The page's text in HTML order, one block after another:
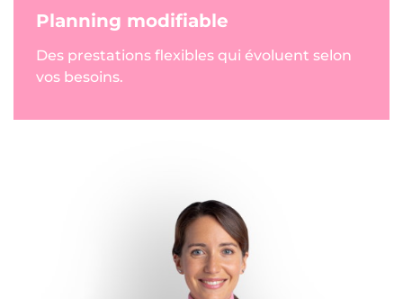
Planning modifiable
Des prestations flexibles qui évoluent selon
vos besoins.